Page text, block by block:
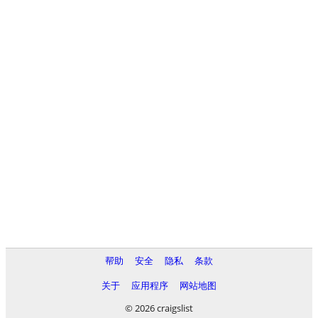
帮助 安全 隐私
条款
关于
应用程序
网站地图
© 2026 craigslist